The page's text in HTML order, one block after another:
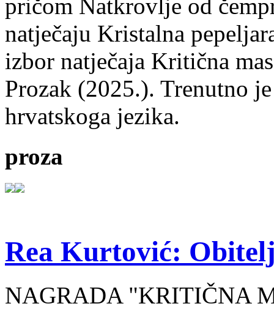
pričom Natkrovlje od
natječaju Kristalna
izbor natječaja Kritična
Prozak (2025.). Trenutno
hrvatskoga jezika.
proza
Rea Kurtović:
NAGRADA "KRITIČNA